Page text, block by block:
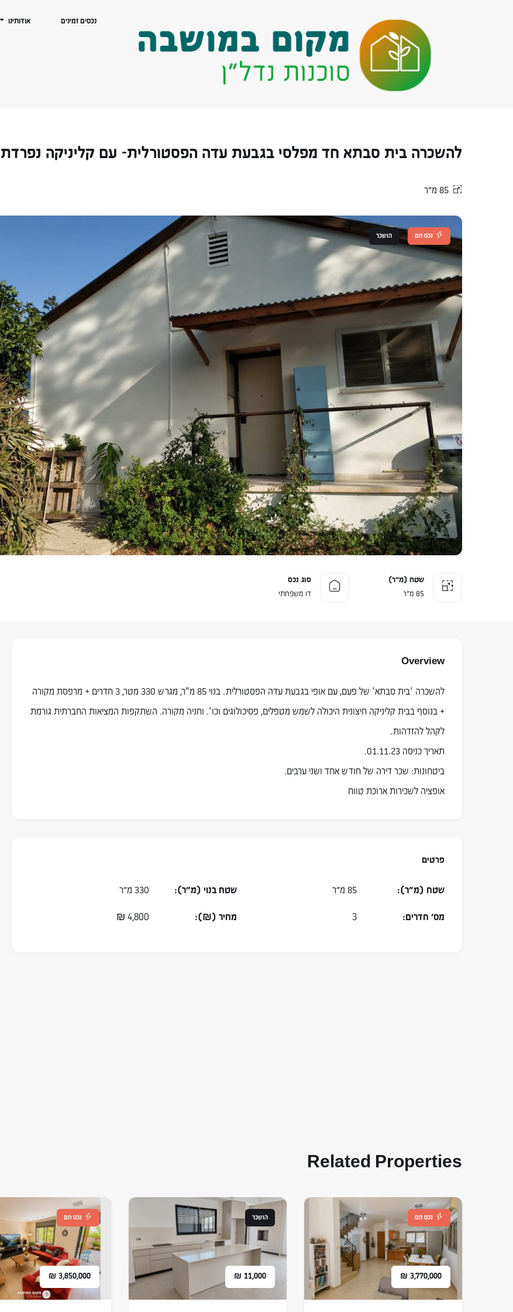
נכסים זמינים אודותינו
להשכרה בית סבתא חד מפלסי בגבעת עדה הפסטורלית- עם קליניקה נפרדת
85 מ״ר
נכס חם הושכר
שטח (מ״ר)
85 מ״ר
סוג נכס
דו משפחתי
Overview
להשכרה 'בית סבתא' של פעם, עם אופי בגבעת עדה הפסטורלית. בנוי 85 מ"ר, מגרש 330 מטר, 3 חדרים + מרפסת מקורה
+ בנוסף בבית קליניקה חיצונית היכולה לשמש מטפלים, פסיכולוגים וכו'. וחניה מקורה. השתקפות המציאות החברתית גורמת
לקהל להזדהות.
תאריך כניסה 01.11.23.
ביטחונות: שכר דירה של חודש אחד ושני ערבים.
אופציה לשכירות ארוכת טווח
פרטים
שטח (מ״ר): 85 מ״ר שטח בנוי (מ״ר): 330 מ״ר
מס׳ חדרים: 3 מחיר (₪): 4,800
₪
Related Properties
נכס חם
3,770,000
₪
הושכר
11,000
₪
נכס חם
3,850,000
₪